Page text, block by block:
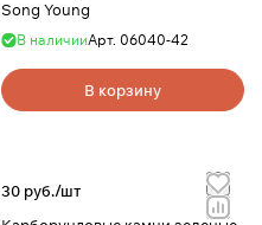
Song Young
В наличииАрт. 06040-42
В корзину
30 руб./шт